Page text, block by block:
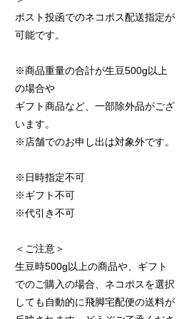
ポスト投函でのネコポス配送指定が
可能です。
※商品重量の合計が生豆500g以上
の場合や
ギフト商品など、一部除外品がござ
います。
※店舗でのお申し出は対象外です。
※日時指定不可
※ギフト不可
※代引き不可
＜ご注意＞
生豆時500g以上の商品や、ギフト
でのご購入の場合、ネコポスを選択
しても自動的に飛脚宅配便の送料が